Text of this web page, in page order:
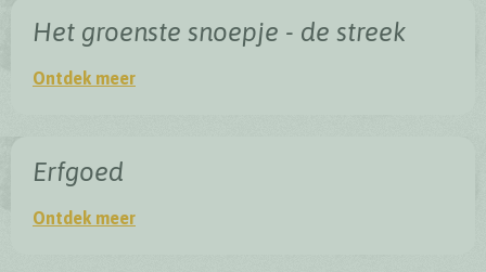
Het groenste snoepje - de streek
Ontdek meerHet groenste snoepje - de streek
Erfgoed
Ontdek meerErfgoed